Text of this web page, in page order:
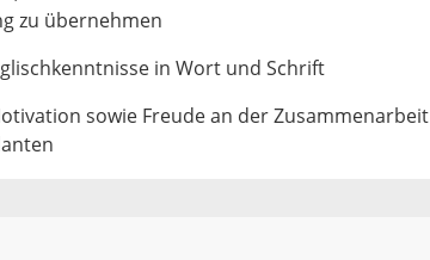
zu übernehmen
in Wort und Schrift
sowie Freude an der Zusammenarbeit